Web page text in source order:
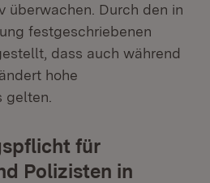
überwachen. Durch den in
festgeschriebenen
dass auch während
hohe
gelten.
für
Polizisten in